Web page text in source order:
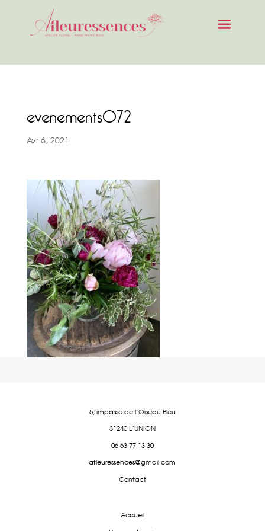
evenements072
Avr 6, 2021
5, impasse de l'Oiseau Bleu
31240 L'UNION
06 63 77 13 30
afleuressences@gmail.com
Contact
Accueil